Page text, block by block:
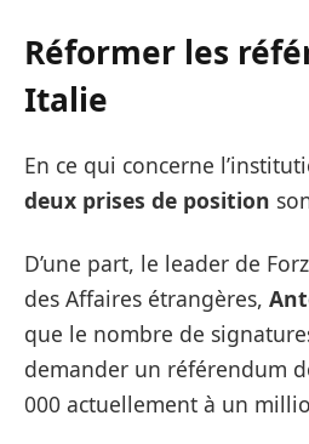
Réformer les
Italie
En ce qui concerne
deux prises de position
D’une part, le leader de
des Affaires étrangères,
que le nombre de
demander un référendum
000 actuellement à un